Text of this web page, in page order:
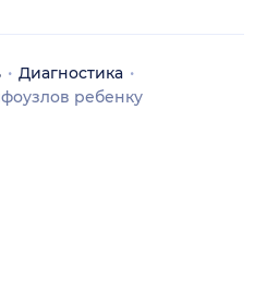
Диагностика
ребенку